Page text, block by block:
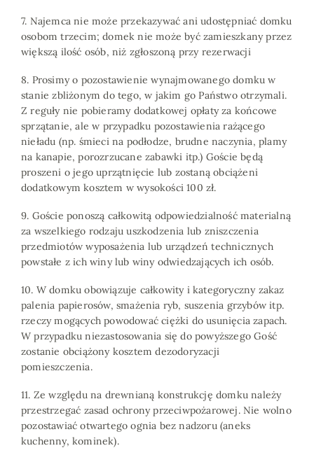
7. Najemca nie może przekazywać ani udostępniać domku
osobom trzecim; domek nie może być zamieszkany przez
większą ilość osób, niż zgłoszoną przy rezerwacji
8. Prosimy o pozostawienie wynajmowanego domku w
stanie zbliżonym do tego, w jakim go Państwo otrzymali.
Z reguły nie pobieramy dodatkowej opłaty za końcowe
sprzątanie, ale w przypadku pozostawienia rażącego
nieładu (np. śmieci na podłodze, brudne naczynia, plamy
na kanapie, porozrzucane zabawki itp.) Goście będą
proszeni o jego uprzątnięcie lub zostaną obciążeni
dodatkowym kosztem w wysokości 100 zł.
9. Goście ponoszą całkowitą odpowiedzialność materialną
za wszelkiego rodzaju uszkodzenia lub zniszczenia
przedmiotów wyposażenia lub urządzeń technicznych
powstałe z ich winy lub winy odwiedzających ich osób.
10. W domku obowiązuje całkowity i kategoryczny zakaz
palenia papierosów, smażenia ryb, suszenia grzybów itp.
rzeczy mogących powodować ciężki do usunięcia zapach.
W przypadku niezastosowania się do powyższego Gość
zostanie obciążony kosztem dezodoryzacji
pomieszczenia.
11. Ze względu na drewnianą konstrukcję domku należy
przestrzegać zasad ochrony przeciwpożarowej. Nie wolno
pozostawiać otwartego ognia bez nadzoru (aneks
kuchenny, kominek).